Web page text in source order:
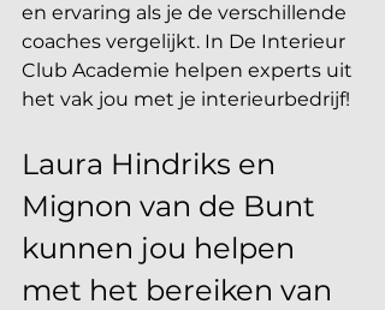
en ervaring als je de verschillende
coaches vergelijkt. In De Interieur
Club Academie helpen experts uit
het vak jou met je interieurbedrijf!
Laura Hindriks en
Mignon van de Bunt
kunnen jou helpen
met het bereiken van